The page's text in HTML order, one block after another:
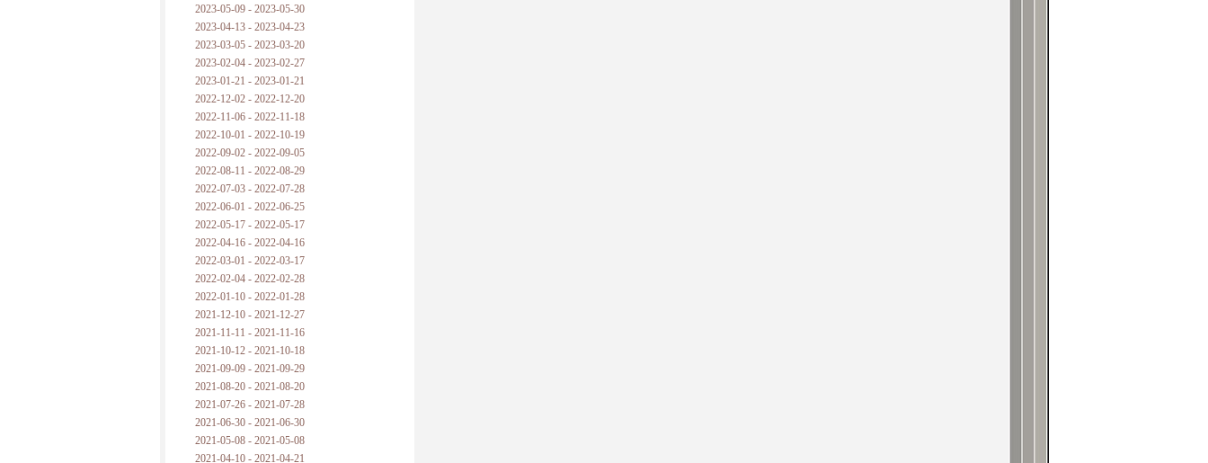
2023-05-09 - 2023-05-30
2023-04-13 - 2023-04-23
2023-03-05 - 2023-03-20
2023-02-04 - 2023-02-27
2023-01-21 - 2023-01-21
2022-12-02 - 2022-12-20
2022-11-06 - 2022-11-18
2022-10-01 - 2022-10-19
2022-09-02 - 2022-09-05
2022-08-11 - 2022-08-29
2022-07-03 - 2022-07-28
2022-06-01 - 2022-06-25
2022-05-17 - 2022-05-17
2022-04-16 - 2022-04-16
2022-03-01 - 2022-03-17
2022-02-04 - 2022-02-28
2022-01-10 - 2022-01-28
2021-12-10 - 2021-12-27
2021-11-11 - 2021-11-16
2021-10-12 - 2021-10-18
2021-09-09 - 2021-09-29
2021-08-20 - 2021-08-20
2021-07-26 - 2021-07-28
2021-06-30 - 2021-06-30
2021-05-08 - 2021-05-08
2021-04-10 - 2021-04-21